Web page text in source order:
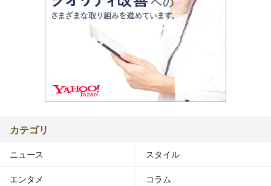
カテゴリ
ニュース スタイル
エンタメ コラム